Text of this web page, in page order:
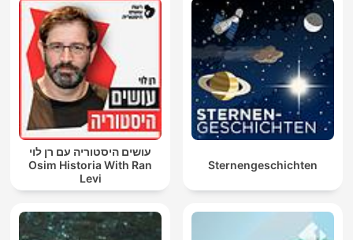
עושים היסטוריה עם רן לוי
Osim Historia With Ran
Levi
Sternengeschichten